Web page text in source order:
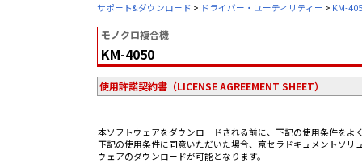
サポート&ダウンロード > ドライバー・ユーティリティー > KM-
モノクロ複合機
KM-4050
使用許諾契約書（LICENSE AGREEMENT SHEET）
本ソフトウェアをダウンロードされる前に、下記の使用条件をよ
下記の使用条件に同意いただいた場合、京セラドキュメントソ
ウェアのダウンロードが可能となります。